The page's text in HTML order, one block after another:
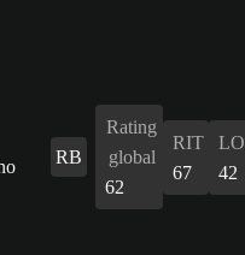
RB
Rating
global
62
RIT
67
42